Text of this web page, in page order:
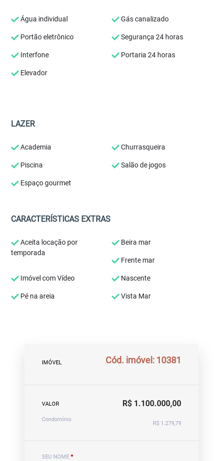
Água individual Gás canalizado
Portão eletrônico Segurança 24 horas
Interfone Portaria 24 horas
Elevador
LAZER
Academia Churrasqueira
Piscina Salão de jogos
Espaço gourmet
CARACTERÍSTICAS EXTRAS
Aceita locação por
temporada
Beira mar
Frente mar
Imóvel com Vídeo Nascente
Pé na areia Vista Mar
IMÓVEL Cód. imóvel: 10381
VALOR R$ 1.100.000,00
Condomínio
R$ 1.279,79
SEU NOME *